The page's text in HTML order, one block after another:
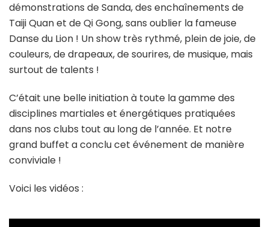
démonstrations de Sanda, des enchaînements de
Taiji Quan et de Qi Gong, sans oublier la fameuse
Danse du Lion ! Un show très rythmé, plein de joie, de
couleurs, de drapeaux, de sourires, de musique, mais
surtout de talents !
C’était une belle initiation à toute la gamme des
disciplines martiales et énergétiques pratiquées
dans nos clubs tout au long de l’année. Et notre
grand buffet a conclu cet événement de manière
conviviale !
Voici les vidéos :